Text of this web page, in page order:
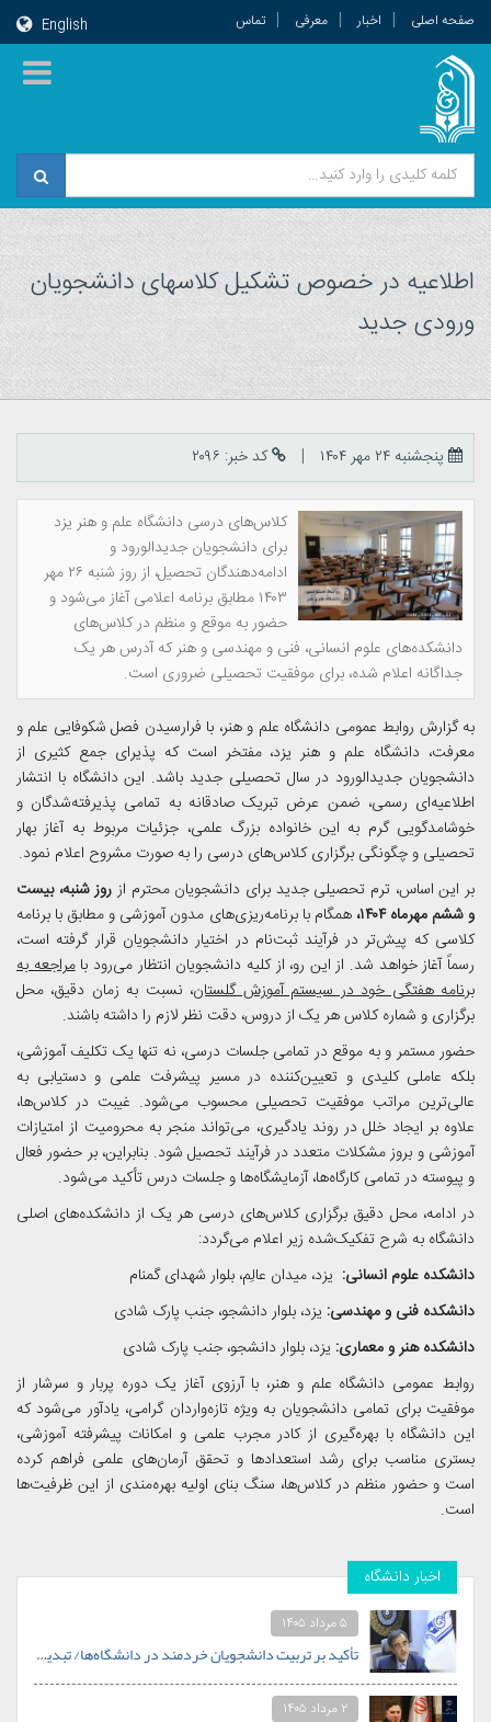
صفحه اصلی اخبار معرفی تماس English
اطلاعیه در خصوص تشکیل کلاسهای دانشجویان
ورودی جدید
پنجشنبه ۲۴ مهر ۱۴۰۴ کد خبر: ۲۰۹۶
کلاس‌های درسی دانشگاه علم و هنر یزد
برای دانشجویان جدیدالورود و
ادامه‌دهندگان تحصیل، از روز شنبه ۲۶ مهر
۱۴۰۳ مطابق برنامه اعلامی آغاز می‌شود و
حضور به موقع و منظم در کلاس‌های
دانشکده‌های علوم انسانی، فنی و مهندسی و هنر که آدرس هر یک
جداگانه اعلام شده، برای موفقیت تحصیلی ضروری است.
به گزارش روابط عمومی دانشگاه علم و هنر، با فرارسیدن فصل شکوفایی علم و
معرفت، دانشگاه علم و هنر یزد، مفتخر است که پذیرای جمع کثیری از
دانشجویان جدیدالورود در سال تحصیلی جدید باشد. این دانشگاه با انتشار
اطلاعیه‌ای رسمی، ضمن عرض تبریک صادقانه به تمامی پذیرفته‌شدگان و
خوشامدگویی گرم به این خانواده بزرگ علمی، جزئیات مربوط به آغاز بهار
تحصیلی و چگونگی برگزاری کلاس‌های درسی را به صورت مشروح اعلام نمود.
بر این اساس، ترم تحصیلی جدید برای دانشجویان محترم از روز شنبه، بیست
و ششم مهرماه ۱۴۰۴،
همگام با برنامه‌ریزی‌های مدون آموزشی و مطابق با برنامه
کلاسی که پیش‌تر در فرآیند ثبت‌نام در اختیار دانشجویان قرار گرفته است،
رسماً آغاز خواهد شد. از این رو، از کلیه دانشجویان انتظار می‌رود بامراجعه به
برنامه هفتگی خود در سیستم آموزش گلستان، نسبت به زمان دقیق، محل
برگزاری و شماره کلاس هر یک از دروس، دقت نظر لازم را داشته باشند.
حضور مستمر و به موقع در تمامی جلسات درسی، نه تنها یک تکلیف آموزشی،
بلکه عاملی کلیدی و تعیین‌کننده در مسیر پیشرفت علمی و دستیابی به
عالی‌ترین مراتب موفقیت تحصیلی محسوب می‌شود. غیبت در کلاس‌ها،
علاوه بر ایجاد خلل در روند یادگیری، می‌تواند منجر به محرومیت از امتیازات
آموزشی و بروز مشکلات متعدد در فرآیند تحصیل شود. بنابراین، بر حضور فعال
و پیوسته در تمامی کارگاه‌ها، آزمایشگاه‌ها و جلسات درس تأکید می‌شود.
در ادامه، محل دقیق برگزاری کلاس‌های درسی هر یک از دانشکده‌های اصلی
دانشگاه به شرح تفکیک‌شده زیر اعلام می‌گردد:
دانشکده علوم انسانی: یزد، میدان عالِم، بلوار شهدای گمنام
دانشکده فنی و مهندسی: یزد، بلوار دانشجو، جنب پارک شادی
دانشکده هنر و معماری: یزد، بلوار دانشجو، جنب پارک شادی
روابط عمومی دانشگاه علم و هنر، با آرزوی آغاز یک دوره پربار و سرشار از
موفقیت برای تمامی دانشجویان به ویژه تازه‌واردان گرامی، یادآور می‌شود که
این دانشگاه با بهره‌گیری از کادر مجرب علمی و امکانات پیشرفته آموزشی،
بستری مناسب برای رشد استعدادها و تحقق آرمان‌های علمی فراهم کرده
است و حضور منظم در کلاس‌ها، سنگ بنای اولیه بهره‌مندی از این ظرفیت‌ها
است.
اخبار دانشگاه
۵ مرداد ۱۴۰۵
تأکید بر تربیت دانشجویان خردمند در دانشگاه‌ها/ تبدیل دانشگاه علم‌وهنر جهاددانشگاهی به الگوی دانشگاه کارآفرین در جنوب کشور
۲ مرداد ۱۴۰۵